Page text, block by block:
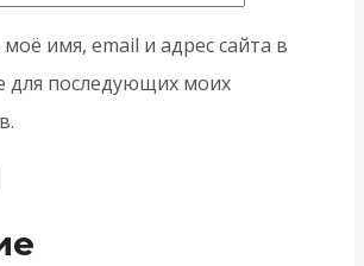
имя, email и адрес сайта в
для последующих моих